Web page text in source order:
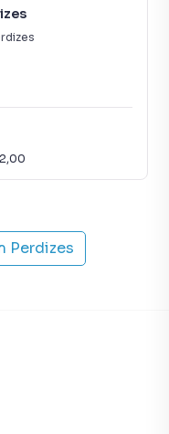
Perdizes